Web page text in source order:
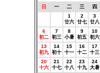
日 一 二 三 四
1
廿六
2
廿七
3
廿八
6
初二
7
初三
8
小暑
9
初五
10
初六
13
初九
14
初十
15
十一
16
十二
17
十三
20
十六
21
十七
22
十八
23
十九
24
大暑